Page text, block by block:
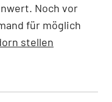
Noch vor
für möglich
stellen